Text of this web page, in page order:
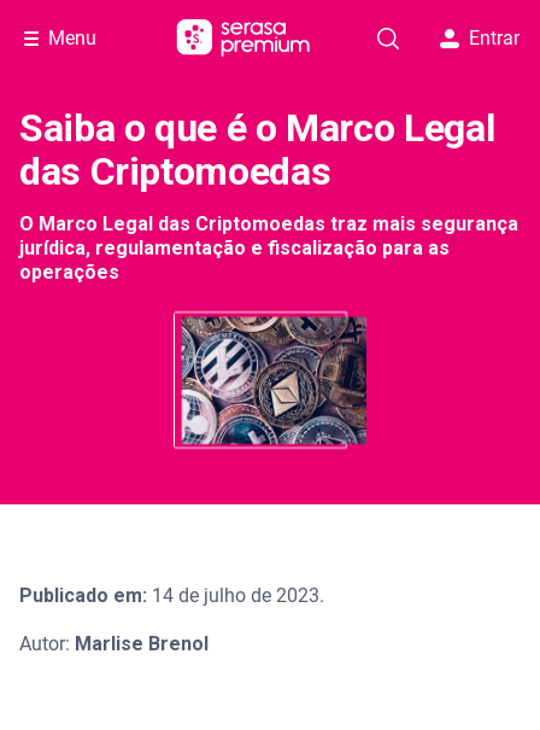
Menu Entrar
Saiba o que é o Marco Legal
das Criptomoedas
O Marco Legal das Criptomoedas traz mais segurança
jurídica, regulamentação e fiscalização para as
operações
Publicado em: 14 de julho de 2023.
Autor: Marlise Brenol